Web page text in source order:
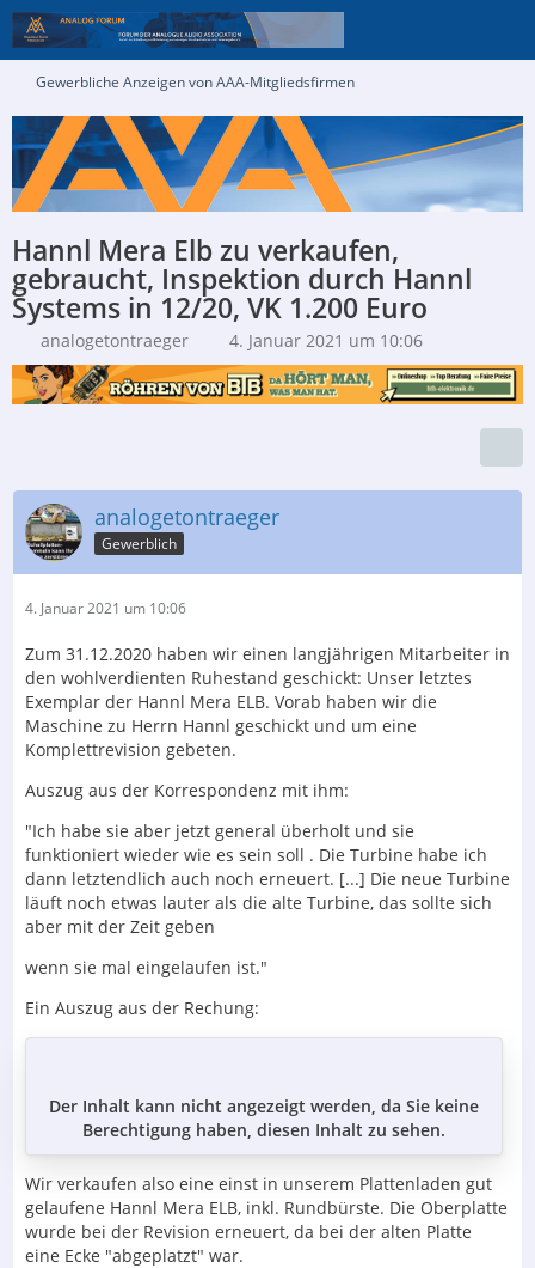
Gewerbliche Anzeigen von AAA-Mitgliedsfirmen
Hannl Mera Elb zu verkaufen,
gebraucht, Inspektion durch Hannl
Systems in 12/20, VK 1.200 Euro
analogetontraeger 4. Januar 2021 um 10:06
analogetontraeger
Gewerblich
4. Januar 2021 um 10:06
Zum 31.12.2020 haben wir einen langjährigen Mitarbeiter in
den wohlverdienten Ruhestand geschickt: Unser letztes
Exemplar der Hannl Mera ELB. Vorab haben wir die
Maschine zu Herrn Hannl geschickt und um eine
Komplettrevision gebeten.
Auszug aus der Korrespondenz mit ihm:
"Ich habe sie aber jetzt general überholt und sie
funktioniert wieder wie es sein soll . Die Turbine habe ich
dann letztendlich auch noch erneuert. [...] Die neue Turbine
läuft noch etwas lauter als die alte Turbine, das sollte sich
aber mit der Zeit geben
wenn sie mal eingelaufen ist."
Ein Auszug aus der Rechung:
Der Inhalt kann nicht angezeigt werden, da Sie keine
Berechtigung haben, diesen Inhalt zu sehen.
Wir verkaufen also eine einst in unserem Plattenladen gut
gelaufene Hannl Mera ELB, inkl. Rundbürste. Die Oberplatte
wurde bei der Revision erneuert, da bei der alten Platte
eine Ecke "abgeplatzt" war.